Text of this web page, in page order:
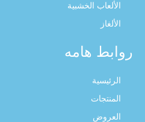
الألعاب الخشبية
الألغاز
روابط هامه
الرئيسية
المنتجات
العروض